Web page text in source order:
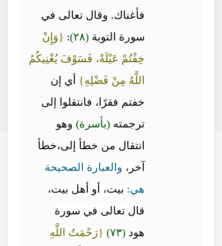
فأغناك. وقال تعالى في
سورة التوبة (٢٨) : {وَإِنْ
خِفْتُمْ عَيْلَةً، فَسَوْفَ يُغْنِيكُمُ
اللَّهُ مِنْ فَضْلِهِ} أي إن
خفتم فقرًا، فانتقلوا إلى
ترجمته (بأسرة) وهو
انتقال من خطأ إلى،خطأ
آخر، والعبارة الصحيحة
هي: بيت، أو أهل بيت،
قال تعالى في سورة
هود (٧٣)
{رَحْمَتُ اللَّهِ